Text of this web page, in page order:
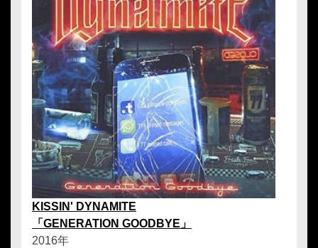
KISSIN' DYNAMITE
「GENERATION GOODBYE」
2016年